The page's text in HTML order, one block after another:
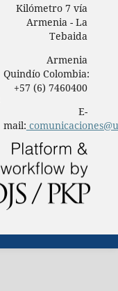
Kilómetro 7 vía
Armenia - La
Tebaida
Armenia
Quindío Colombia:
+57 (6) 7460400
E-
mail: